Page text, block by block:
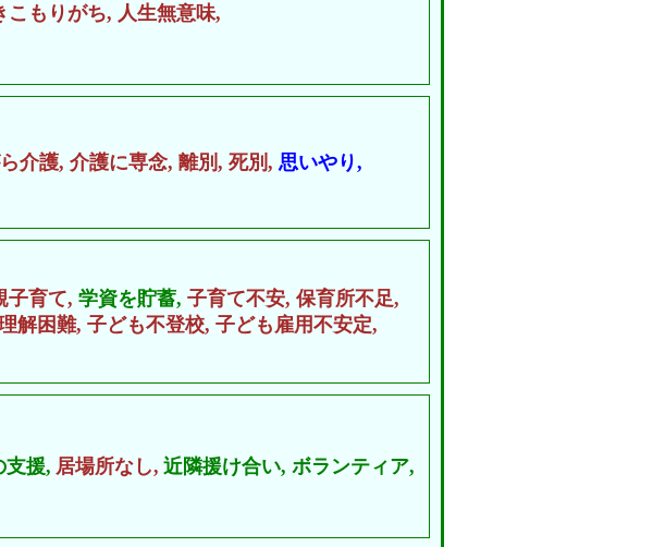
こもりがち, 人生無意味,
介護, 介護に専念, 離別, 死別, 思いやり,
子育て, 学資を貯蓄, 子育て不安, 保育所不足,
解困難, 子ども不登校, 子ども雇用不安定,
支援, 居場所なし, 近隣援け合い, ボランティア,